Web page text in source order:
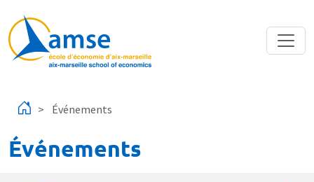
Événements
Événements